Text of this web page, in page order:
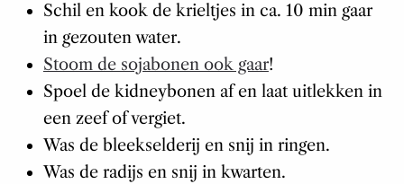
Schil en kook de krieltjes in ca. 10 min gaar
in gezouten water.
Stoom de sojabonen ook gaar!
Spoel de kidneybonen af en laat uitlekken in
een zeef of vergiet.
Was de bleekselderij en snij in ringen.
Was de radijs en snij in kwarten.